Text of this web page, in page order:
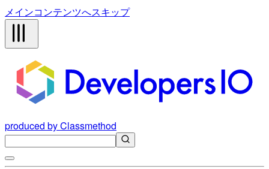
メインコンテンツへスキップ
produced by Classmethod